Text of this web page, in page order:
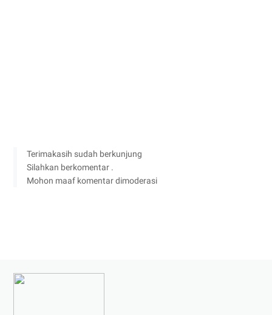
Terimakasih sudah berkunjung
Silahkan berkomentar .
Mohon maaf komentar dimoderasi